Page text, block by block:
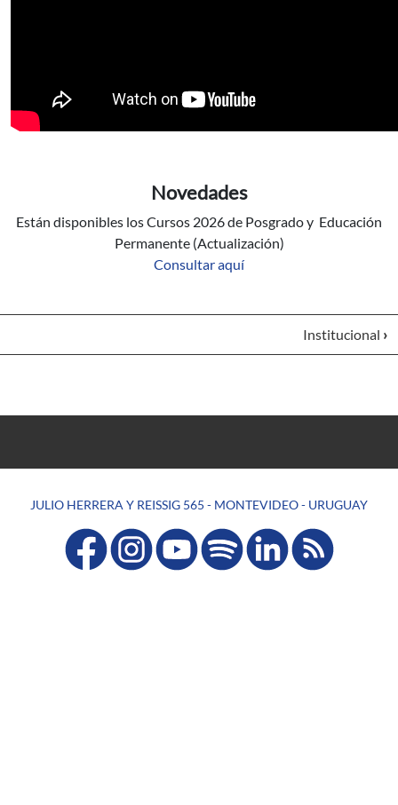
Novedades
Están disponibles los Cursos 2026 de Posgrado y Educación
Permanente (Actualización)
Consultar aquí
Institucional ›
JULIO HERRERA Y REISSIG 565 - MONTEVIDEO - URUGUAY